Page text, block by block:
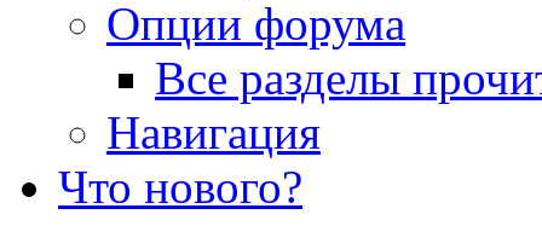
Опции форума
Все разделы
Навигация
Что нового?